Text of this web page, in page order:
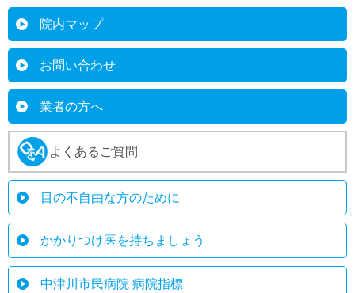
院内マップ
お問い合わせ
業者の方へ
よくあるご質問
目の不自由な方のために
かかりつけ医を持ちましょう
中津川市民病院 病院指標